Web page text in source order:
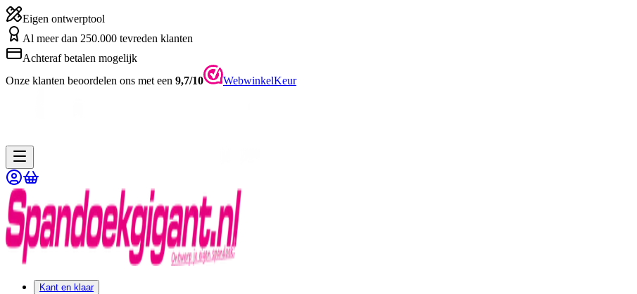
Eigen ontwerptool
Al meer dan 250.000 tevreden klanten
Achteraf betalen mogelijk
Onze klanten beoordelen ons met een 9,7/10 WebwinkelKeur
Kant en klaar